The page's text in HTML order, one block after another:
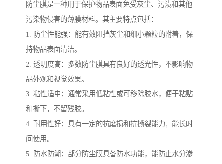
防尘膜是一种用于保护物品表面免受灰尘、污渍和其他
污染物侵害的薄膜材料。其主要特点包括：
1. 防尘性能强：能有效阻挡灰尘和细小颗粒的附着，保
持物品表面清洁。
2. 透明度高：多数防尘膜具有良好的透光性，不影响物
品外观和视觉效果。
3. 粘性适中：通常采用低粘性或可移除胶水，便于粘贴
和撕下，不留残胶。
4. 耐用性好：具有一定的抗磨损和抗撕裂能力，能长时
间使用。
5. 防水防潮：部分防尘膜具备防水功能，能防止水分渗